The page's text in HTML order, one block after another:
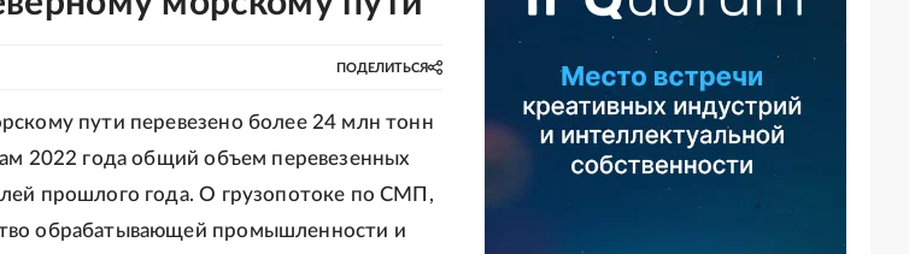
ПОДЕЛИТЬСЯ
пути перевезено более 24 млн тонн
2022 года общий объем перевезенных
прошлого года. О грузопотоке по СМП,
обрабатывающей промышленности и